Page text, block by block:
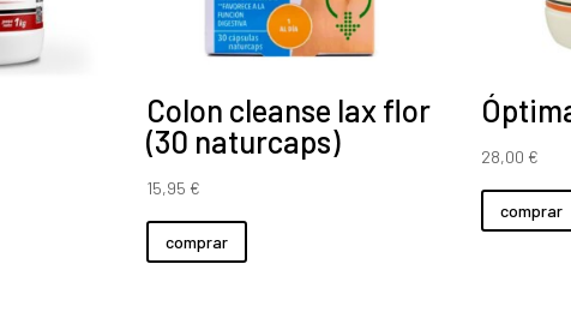
Colon cleanse lax flor
(30 naturcaps)
15,95 €
comprar
28,00 €
comprar